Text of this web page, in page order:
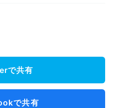
で共有
で共有